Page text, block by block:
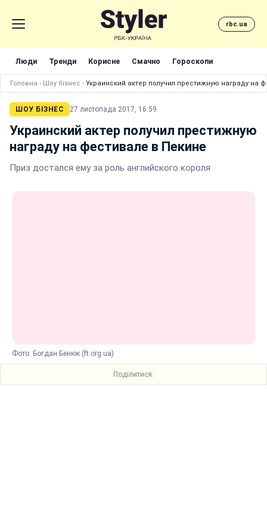
rbc.ua
Люди Тренди Корисне Смачно Гороскопи
Головна › Шоу бізнес › Украинский актер получил престижную награду на
ШОУ БІЗНЕС 27 листопада 2017, 16:59
Украинский актер получил престижную
награду на фестивале в Пекине
Приз достался ему за роль английского короля
Фото: Богдан Бенюк (ft.org.ua)
Поділитися: